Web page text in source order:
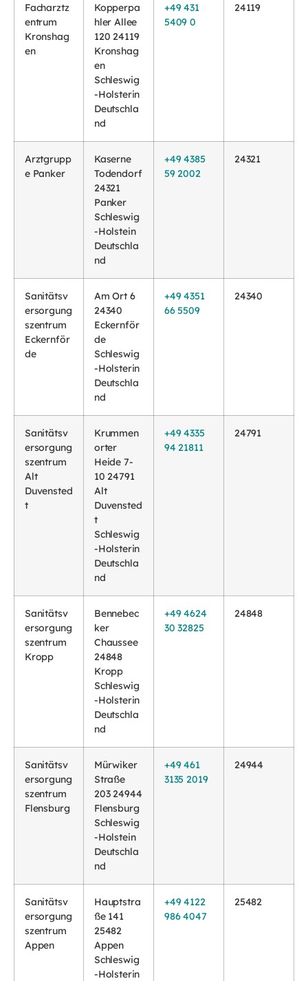
Facharztz
entrum
Kronshag
en
Kopperpa
hler Allee
120 24119
Kronshag
en
Schleswig
-Holsterin
Deutschla
nd
+49 431
5409 0
24119
Arztgrupp
e Panker
Kaserne
Todendorf
24321
Panker
Schleswig
-Holstein
Deutschla
nd
+49 4385
59 2002
24321
Sanitätsv
ersorgung
szentrum
Eckernför
de
Am Ort 6
24340
Eckernför
de
Schleswig
-Holsterin
Deutschla
nd
+49 4351
66 5509
24340
Sanitätsv
ersorgung
szentrum
Alt
Duvensted
t
Krummen
orter
Heide 7-
10 24791
Alt
Duvensted
t
Schleswig
-Holsterin
Deutschla
nd
+49 4335
94 21811
24791
Sanitätsv
ersorgung
szentrum
Kropp
Bennebec
ker
Chaussee
24848
Kropp
Schleswig
-Holsterin
Deutschla
nd
+49 4624
30 32825
24848
Sanitätsv
ersorgung
szentrum
Flensburg
Mürwiker
Straße
203 24944
Flensburg
Schleswig
-Holstein
Deutschla
nd
+49 461
3135 2019
24944
Sanitätsv
ersorgung
szentrum
Appen
Hauptstra
ße 141
25482
Appen
Schleswig
-Holsterin
+49 4122
986 4047
25482